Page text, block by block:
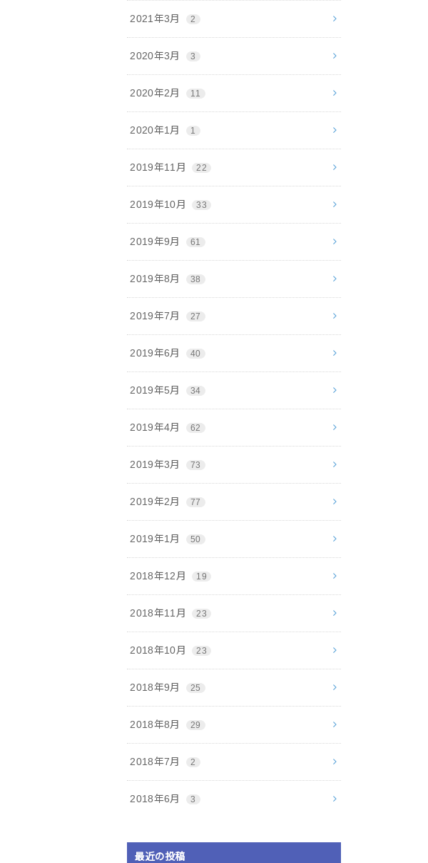
2021年3月 2
2020年3月 3
2020年2月 11
2020年1月 1
2019年11月 22
2019年10月 33
2019年9月 61
2019年8月 38
2019年7月 27
2019年6月 40
2019年5月 34
2019年4月 62
2019年3月 73
2019年2月 77
2019年1月 50
2018年12月 19
2018年11月 23
2018年10月 23
2018年9月 25
2018年8月 29
2018年7月 2
2018年6月 3
最近の投稿